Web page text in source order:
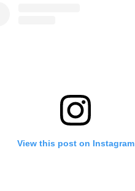
View this post on Instagram